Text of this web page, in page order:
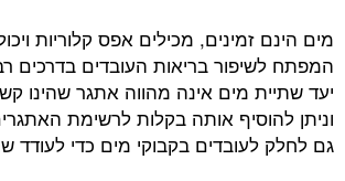
מים הינם זמינים, מכילים אפס קלוריות
המפתח לשיפור בריאות העובדים בדרכים
יעד שתיית מים אינה מהווה אתגר שהינו
וניתן להוסיף אותה בקלות לרשימת
גם לחלק לעובדים בקבוקי מים כדי לעודד